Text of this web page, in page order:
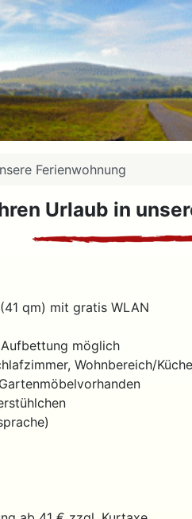
Ferienwohnung
Urlaub in
qm) mit gratis WLAN
möglich
Wohnbereich/